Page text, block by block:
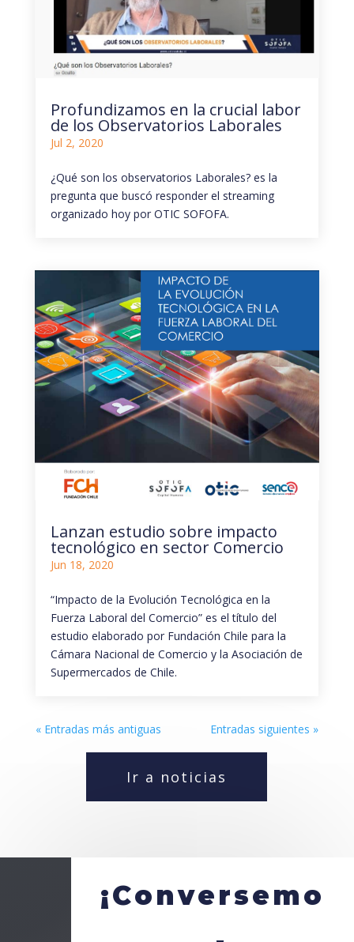
Profundizamos en la crucial labor
de los Observatorios Laborales
Jul 2, 2020
¿Qué son los observatorios Laborales? es la
pregunta que buscó responder el streaming
organizado hoy por OTIC SOFOFA.
Lanzan estudio sobre impacto
tecnológico en sector Comercio
Jun 18, 2020
“Impacto de la Evolución Tecnológica en la
Fuerza Laboral del Comercio” es el título del
estudio elaborado por Fundación Chile para la
Cámara Nacional de Comercio y la Asociación de
Supermercados de Chile.
« Entradas más antiguas Entradas siguientes »
Ir a noticias
¡Conversemo